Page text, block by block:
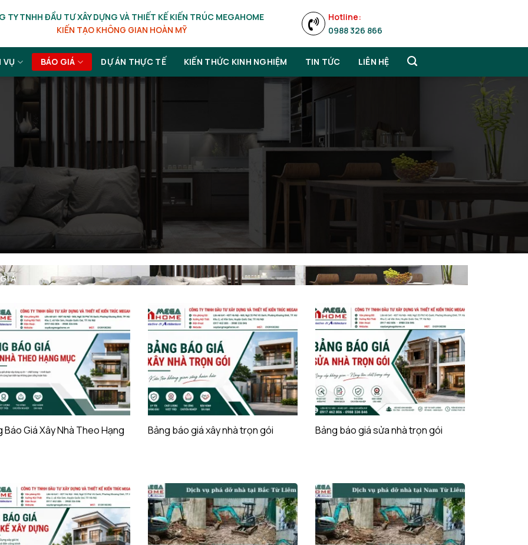
TY TNHH ĐẦU TƯ XÂY DỰNG VÀ THIẾT KẾ KIẾN TRÚC MEGAHOME
KIẾN TẠO KHÔNG GIAN HOÀN MỸ
Hotline:
0988 326 866
VỤ BÁO GIÁ DỰ ÁN THỰC TẾ KIẾN THỨC KINH NGHIỆM TIN TỨC LIÊN HỆ
Báo Giá Xây Nhà Theo Hạng Bảng báo giá xây nhà trọn gói Bảng báo giá sửa nhà trọn gói